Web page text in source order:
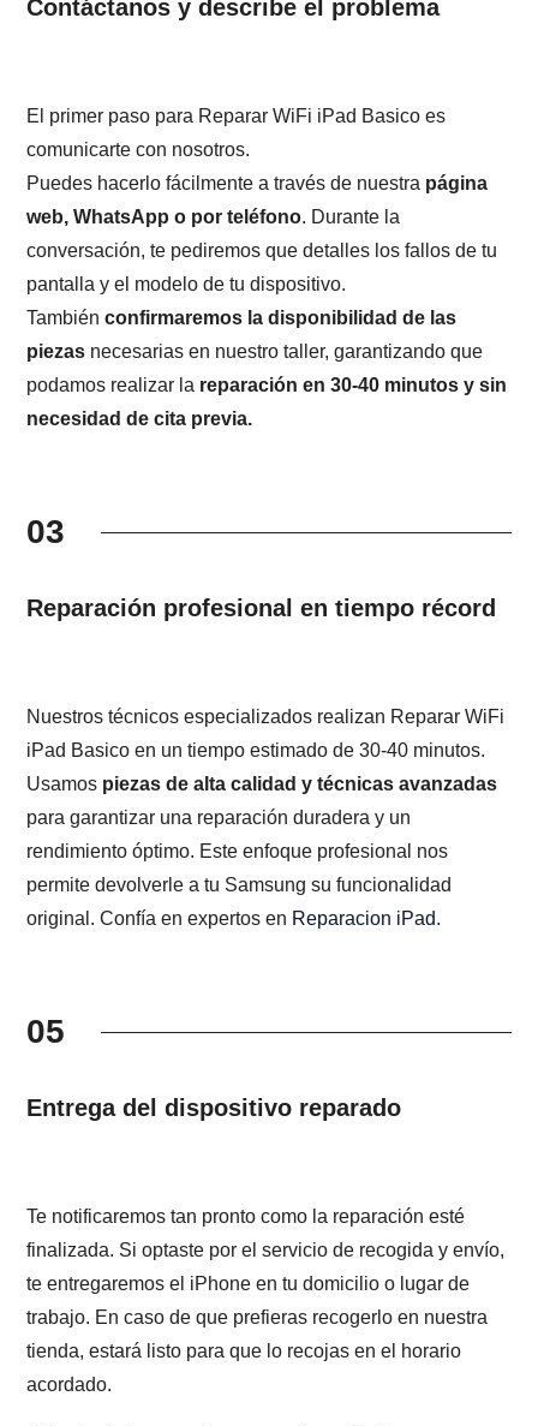
Contáctanos y describe el problema
El primer paso para Reparar WiFi iPad Basico es
comunicarte con nosotros.
Puedes hacerlo fácilmente a través de nuestra página
web, WhatsApp o por teléfono. Durante la
conversación, te pediremos que detalles los fallos de tu
pantalla y el modelo de tu dispositivo.
Tambiénconfirmaremos la disponibilidad de las
piezas necesarias en nuestro taller, garantizando que
podamos realizar la reparación en 30-40 minutos y sin
necesidad de cita previa.
03
Reparación profesional en tiempo récord
Nuestros técnicos especializados realizan Reparar WiFi
iPad Basico en un tiempo estimado de 30-40 minutos.
Usamos piezas de alta calidad y técnicas avanzadas
para garantizar una reparación duradera y un
rendimiento óptimo. Este enfoque profesional nos
permite devolverle a tu Samsung su funcionalidad
original. Confía en expertos en Reparacion iPad.
05
Entrega del dispositivo reparado
Te notificaremos tan pronto como la reparación esté
finalizada. Si optaste por el servicio de recogida y envío,
te entregaremos el iPhone en tu domicilio o lugar de
trabajo. En caso de que prefieras recogerlo en nuestra
tienda, estará listo para que lo recojas en el horario
acordado.